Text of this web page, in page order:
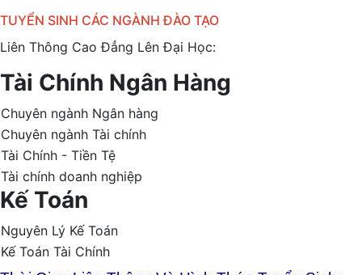
TUYỂN SINH CÁC NGÀNH ĐÀO TẠO
Liên Thông Cao Đẳng Lên Đại Học:
Tài Chính Ngân Hàng
Chuyên ngành Ngân hàng
Chuyên ngành Tài chính
Tài Chính - Tiền Tệ
Tài chính doanh nghiệp
Kế Toán
Nguyên Lý Kế Toán
Kế Toán Tài Chính